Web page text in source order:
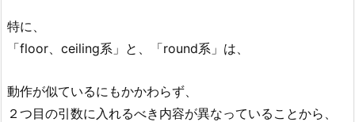
特に、
「floor、ceiling系」と、「round系」は、
動作が似ているにもかかわらず、
２つ目の引数に入れるべき内容が異なっていることから、